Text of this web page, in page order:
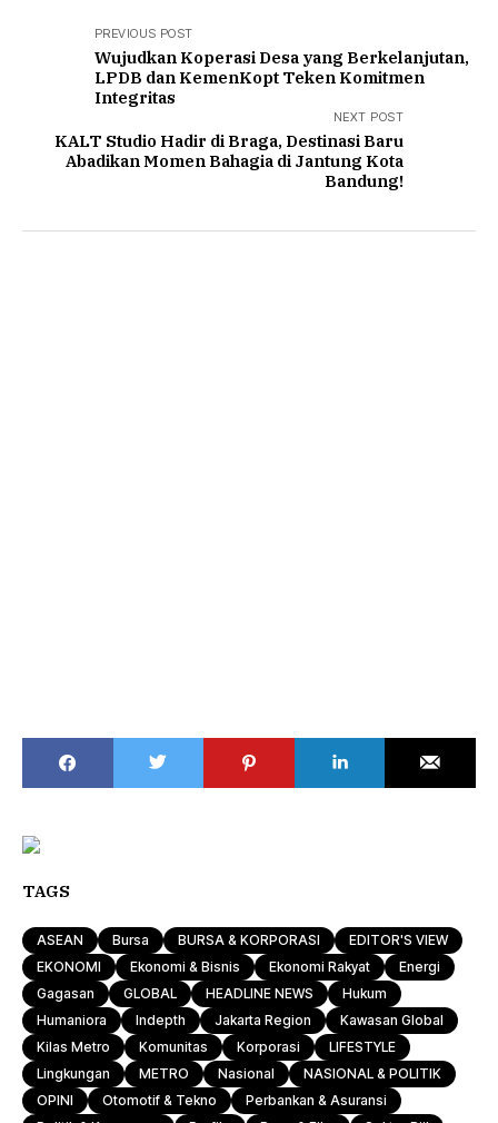
PREVIOUS POST
Wujudkan Koperasi Desa yang Berkelanjutan,
LPDB dan KemenKopt Teken Komitmen
Integritas
NEXT POST
KALT Studio Hadir di Braga, Destinasi Baru
Abadikan Momen Bahagia di Jantung Kota
Bandung!
TAGS
ASEAN Bursa BURSA & KORPORASI
EDITOR'S VIEW
EKONOMI
Ekonomi & Bisnis Ekonomi Rakyat
Energi
Gagasan
GLOBAL HEADLINE NEWS
Hukum
Humaniora
Indepth Jakarta Region
Kawasan Global
Kilas Metro
Komunitas Korporasi
LIFESTYLE
Lingkungan
METRO Nasional
NASIONAL & POLITIK
OPINI
Otomotif & Tekno
Perbankan & Asuransi